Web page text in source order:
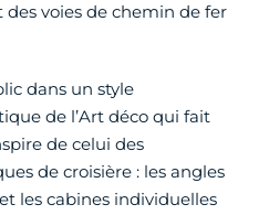
des voies de chemin de fer
dans un style
de l’Art déco qui fait
de celui des
de croisière : les angles
les cabines individuelles